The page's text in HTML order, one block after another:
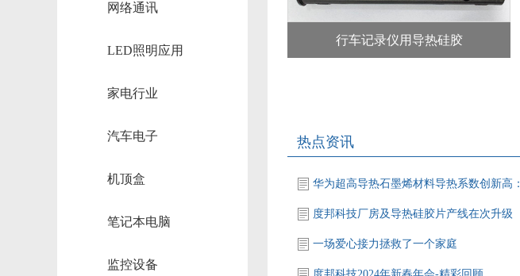
网络通讯
LED照明应用
家电行业
汽车电子
机顶盒
笔记本电脑
监控设备
行车记录仪用导热硅胶
热点资讯
度邦科技厂房及导热硅胶片产线在次升级
一场爱心接力拯救了一个家庭